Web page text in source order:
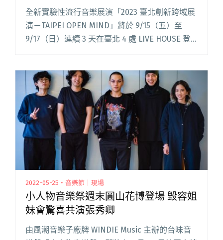
樂＆藝術創作者跨域共演
全新實驗性流行音樂展演「2023 臺北創新跨域展
演－TAIPEI OPEN MIND」將於 9/15（五）至
9/17（日）連續 3 天在臺北 4 處 LIVE HOUSE 登
場，特別邀請金馬配樂大師盧律銘擔任策展人，
OPEN MIND」邀wannasleep、Mong Tong等11
組音樂＆藝術創作者跨域共演"
2022-05-25・音樂節｜現場
小人物音樂祭週末圓山花博登場 毀容姐
妹會驚喜共演張秀卿
由風潮音樂子廠牌 WINDIE Music 主辦的台味音